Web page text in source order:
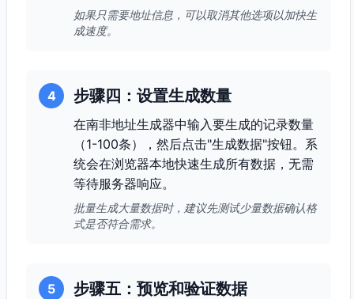
如果只需要地址信息，可以取消其他选项以加快生
成速度。
4 步骤四：设置生成数量
在南非地址生成器中输入要生成的记录数量
（1-100条），然后点击"生成数据"按钮。系
统会在浏览器本地快速生成所有数据，无需
等待服务器响应。
批量生成大量数据时，建议先测试少量数据确认格
式是否符合需求。
5 步骤五：预览和验证数据